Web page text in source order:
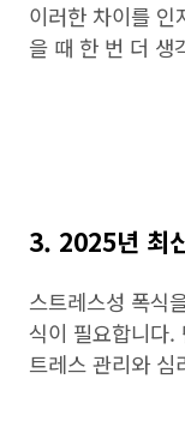
이러한 차이를 인
을 때 한 번 더 생
3. 2025년 최
스트레스성 폭식
식이 필요합니다.
트레스 관리와 심